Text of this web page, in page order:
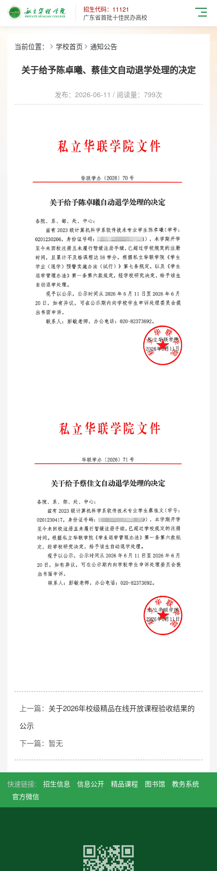
招生代码：11121
广东省首批十佳民办高校
当前位置： 学校首页 通知公告
关于给予陈卓曦、蔡佳文自动退学处理的决定
发布：2026-06-11 / 阅读量： 799次
上一篇： 关于2026年校级精品在线开放课程验收结果的
公示
下一篇：暂无
快速链接: 招生信息 信息公开 精品课程 图书馆
教务系统
官方微信